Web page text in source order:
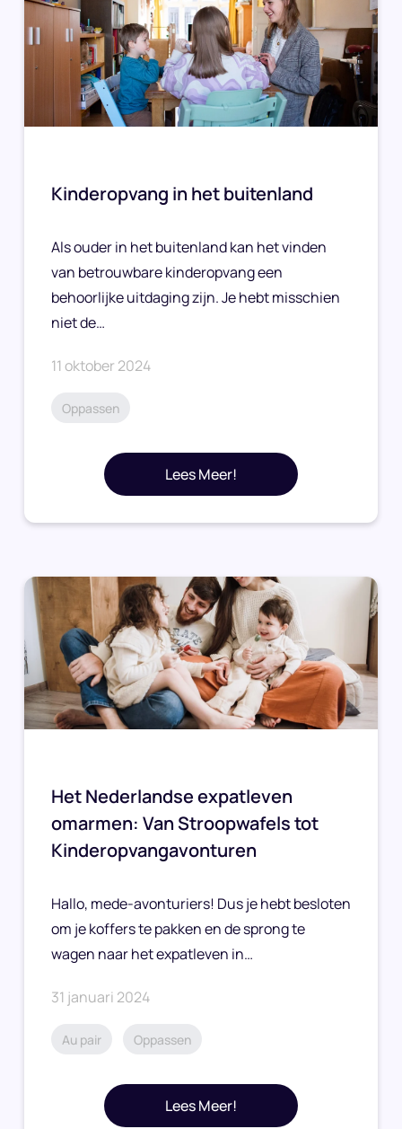
Kinderopvang in het buitenland
Als ouder in het buitenland kan het vinden
van betrouwbare kinderopvang een
behoorlijke uitdaging zijn. Je hebt misschien
niet de…
11 oktober 2024
Oppassen
Lees Meer!
Het Nederlandse expatleven
omarmen: Van Stroopwafels tot
Kinderopvangavonturen
Hallo, mede-avonturiers! Dus je hebt besloten
om je koffers te pakken en de sprong te
wagen naar het expatleven in…
31 januari 2024
Au pair Oppassen
Lees Meer!